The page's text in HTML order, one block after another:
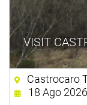
VISIT
Castrocaro
18 Ago 2026